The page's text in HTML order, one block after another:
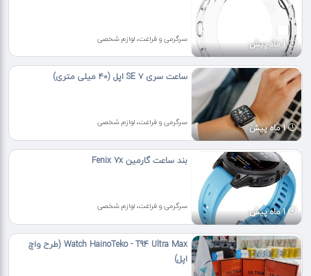
1 ماه پیش سرگرمی و فراغت، لوازم شخصی
1 ماه پیش
ساعت سری ۷ SE اپل (۴۰ میلی متری)
سرگرمی و فراغت، لوازم شخصی
1 ماه پیش
بند ساعت گارمین Fenix 7x
سرگرمی و فراغت، لوازم شخصی
Watch HainoTeko - T94 Ultra Max (طرح واچ
اپل)